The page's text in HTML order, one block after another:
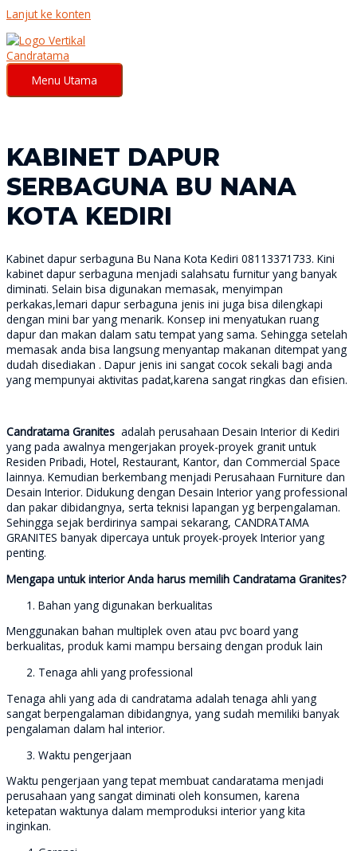
Lanjut ke konten
Menu Utama
KABINET DAPUR
SERBAGUNA BU NANA
KOTA KEDIRI
Kabinet dapur serbaguna Bu Nana Kota Kediri 08113371733. Kini
kabinet dapur serbaguna menjadi salahsatu furnitur yang banyak
diminati. Selain bisa digunakan memasak, menyimpan
perkakas,lemari dapur serbaguna jenis ini juga bisa dilengkapi
dengan mini bar yang menarik. Konsep ini menyatukan ruang
dapur dan makan dalam satu tempat yang sama. Sehingga setelah
memasak anda bisa langsung menyantap makanan ditempat yang
dudah disediakan . Dapur jenis ini sangat cocok sekali bagi anda
yang mempunyai aktivitas padat,karena sangat ringkas dan efisien.
Candratama Granites adalah perusahaan Desain Interior di Kediri
yang pada awalnya mengerjakan proyek-proyek granit untuk
Residen Pribadi, Hotel, Restaurant, Kantor, dan Commercial Space
lainnya. Kemudian berkembang menjadi Perusahaan Furniture dan
Desain Interior. Didukung dengan Desain Interior yang professional
dan pakar dibidangnya, serta teknisi lapangan yg berpengalaman.
Sehingga sejak berdirinya sampai sekarang, CANDRATAMA
GRANITES banyak dipercaya untuk proyek-proyek Interior yang
penting.
Mengapa untuk interior Anda harus memilih Candratama Granites?
Bahan yang digunakan berkualitas
Menggunakan bahan multiplek oven atau pvc board yang
berkualitas, produk kami mampu bersaing dengan produk lain
Tenaga ahli yang professional
Tenaga ahli yang ada di candratama adalah tenaga ahli yang
sangat berpengalaman dibidangnya, yang sudah memiliki banyak
pengalaman dalam hal interior.
Waktu pengerjaan
Waktu pengerjaan yang tepat membuat candaratama menjadi
perusahaan yang sangat diminati oleh konsumen, karena
ketepatan waktunya dalam memproduksi interior yang kita
inginkan.